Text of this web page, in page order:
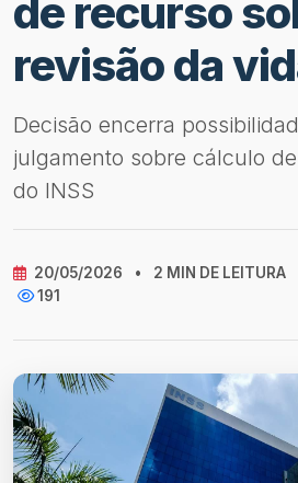
de recurso
revisão da
Decisão encerra
julgamento sobre cálculo
do INSS
20/05/2026 • 2 MIN DE LEITURA
191